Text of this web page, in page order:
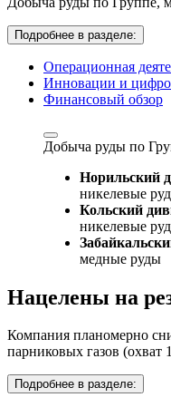
Подробнее в разделе:
Операционная
Инновации и
Финансовый обзор
Добыча руды по
Норильский
никелевые
Кольский
никелевые
медные руды
Нацелены на
Компания планомерно
парниковых газов (охват
Подробнее в разделе: